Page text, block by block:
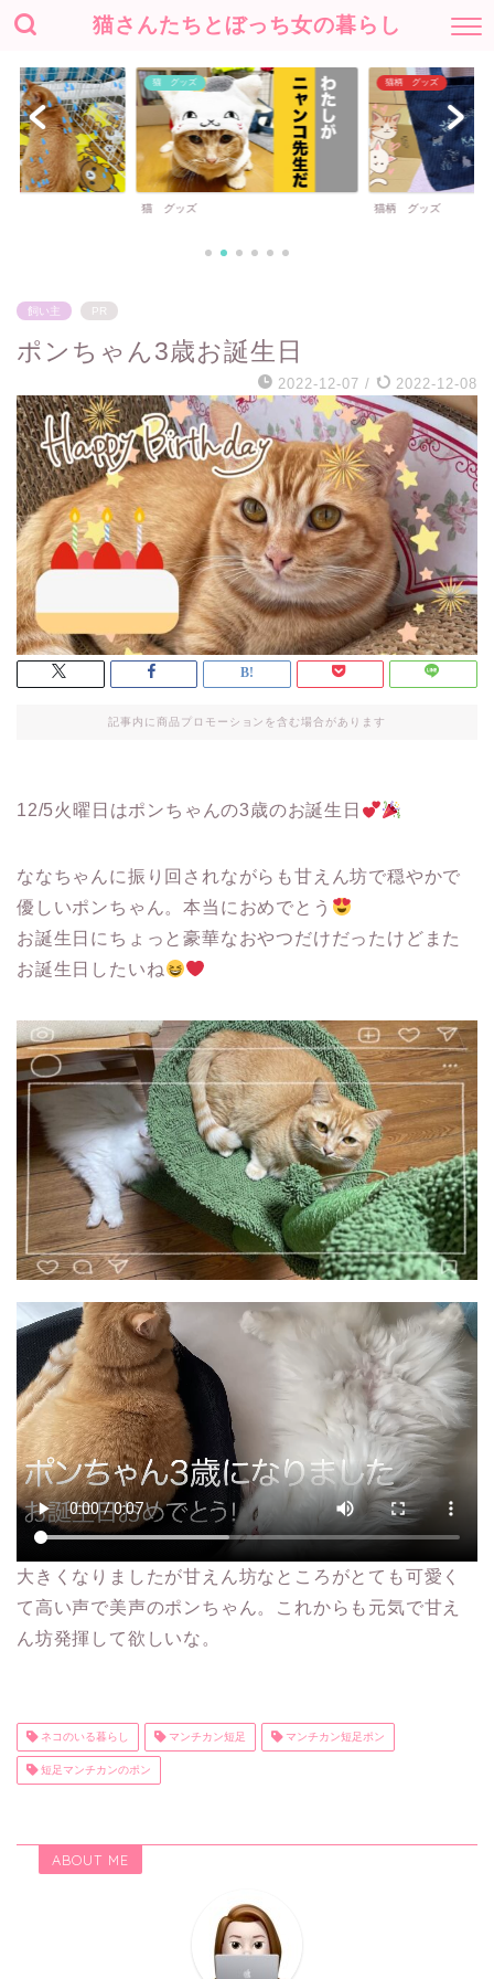
猫さんたちとぼっち女の暮らし
猫 グッズ
猫 グッズ
猫柄 グッズ
猫柄 グッズ
飼い主 PR
ポンちゃん3歳お誕生日
2022-12-07 / 2022-12-08
記事内に商品プロモーションを含む場合があります
12/5火曜日はポンちゃんの3歳のお誕生日
ななちゃんに振り回されながらも甘えん坊で穏やかで
優しいポンちゃん。本当におめでとう
お誕生日にちょっと豪華なおやつだけだったけどまた
お誕生日したいね
大きくなりましたが甘えん坊なところがとても可愛く
て高い声で美声のポンちゃん。これからも元気で甘え
ん坊発揮して欲しいな。
ネコのいる暮らし マンチカン短足 マンチカン短足ポン
短足マンチカンのポン
ABOUT ME